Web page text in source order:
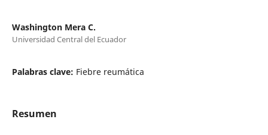
Washington Mera C.
Universidad Central del Ecuador
Palabras clave: Fiebre reumática
Resumen